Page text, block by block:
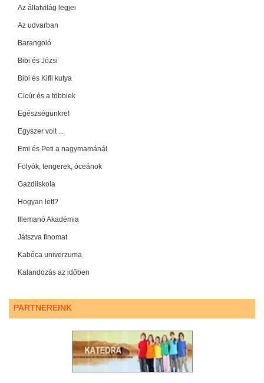
Az állatvilág legjei
Az udvarban
Barangoló
Bibi és Józsi
Bibi és Kifli kutya
Cicúr és a többiek
Egészségünkre!
Egyszer volt ...
Emi és Peti a nagymamánál
Folyók, tengerek, óceánok
Gazdiiskola
Hogyan lett?
Illemanó Akadémia
Játszva finomat
Kabóca univerzuma
Kalandozás az időben
PARTNEREINK